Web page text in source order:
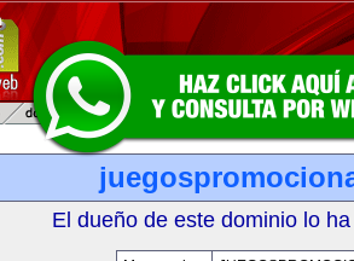
El dueño de este dominio lo